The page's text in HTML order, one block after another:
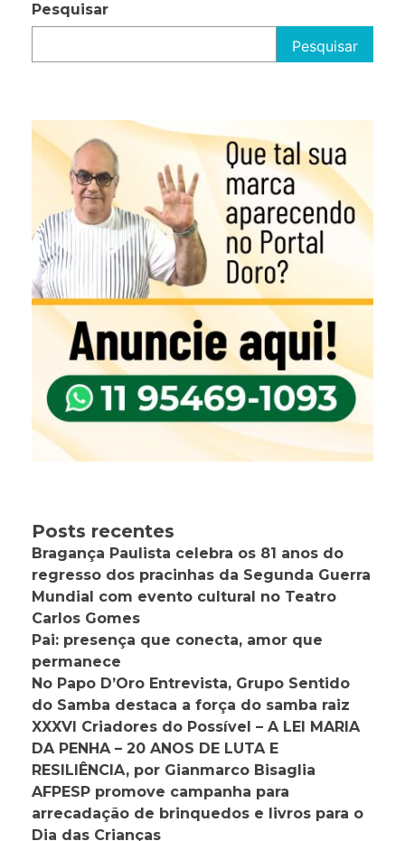
Pesquisar
Pesquisar
Posts recentes
Bragança Paulista celebra os 81 anos do
regresso dos pracinhas da Segunda Guerra
Mundial com evento cultural no Teatro
Carlos Gomes
Pai: presença que conecta, amor que
permanece
No Papo D’Oro Entrevista, Grupo Sentido
do Samba destaca a força do samba raiz
XXXVI Criadores do Possível – A LEI MARIA
DA PENHA – 20 ANOS DE LUTA E
RESILIÊNCIA, por Gianmarco Bisaglia
AFPESP promove campanha para
arrecadação de brinquedos e livros para o
Dia das Crianças